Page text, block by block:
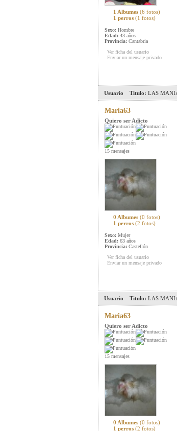
1 Albumes (6 fotos)
1 perros (1 fotos)
Sexo: Hombre
Edad: 43 años
Provincia: Cantabria
Ver ficha del usuario
Enviar un mensaje privado
Usuario Titulo: LAS
Maria63
Quiero ser Adicto
15 mensajes
0 Albumes (0 fotos)
1 perros (2 fotos)
Sexo: Mujer
Edad: 63 años
Provincia: Castellón
Ver ficha del usuario
Enviar un mensaje privado
Usuario Titulo: LAS
Maria63
Quiero ser Adicto
15 mensajes
0 Albumes (0 fotos)
1 perros (2 fotos)